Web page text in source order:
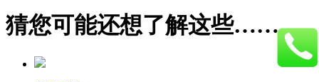
猜您可能还想了解这些……